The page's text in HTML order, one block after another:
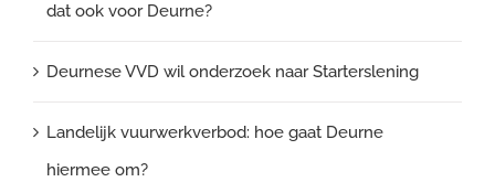
dat ook voor Deurne?
Deurnese VVD wil onderzoek naar Starterslening
Landelijk vuurwerkverbod: hoe gaat Deurne
hiermee om?